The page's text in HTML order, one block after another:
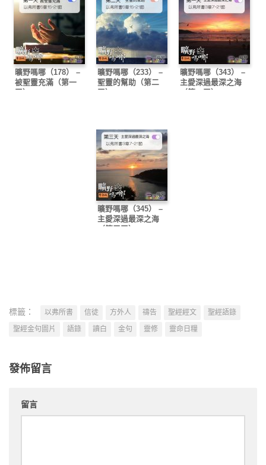
曠野嗎哪（178） –
被聖靈充滿（第一
天）
曠野嗎哪（233） –
聖靈的幫助（第二
天）
曠野嗎哪（343） –
主愛深過最深之海
（第一天）
曠野嗎哪（345） –
主愛深過最深之海
（第三天）
標籤： 以弗所書 信徒 方外人 禱告 聖經經文
聖經語錄
聖經金句圖片
語錄 讀白 金句 靈修 靈命日糧
發佈留言
留言